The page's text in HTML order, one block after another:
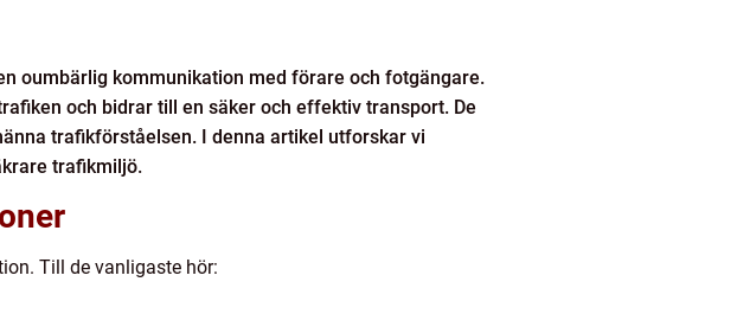
oumbärlig kommunikation med förare och fotgängare.
och bidrar till en säker och effektiv transport. De
trafikförståelsen. I denna artikel utforskar vi
trafikmiljö.
Till de vanligaste hör: